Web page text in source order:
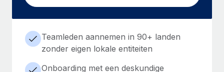
Teamleden aannemen in 90+ landen
zonder eigen lokale entiteiten
Onboarding met een deskundige